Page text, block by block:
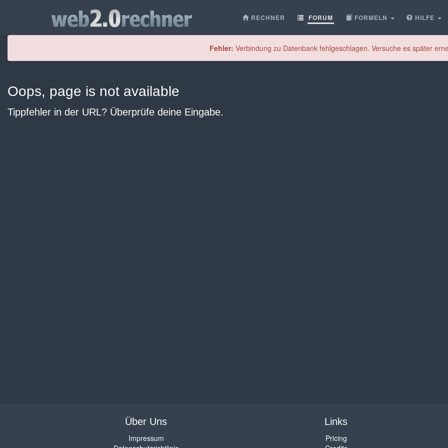
RECHNER FORUM FORMELN HILFE
Fehler: Verbindung zu Datenbank fehlgeschlagen. Versuche es später
Oops, page is not available
Tippfehler in der URL? Überprüfe deine Eingabe.
Über Uns
Impressum
Links
Pricing